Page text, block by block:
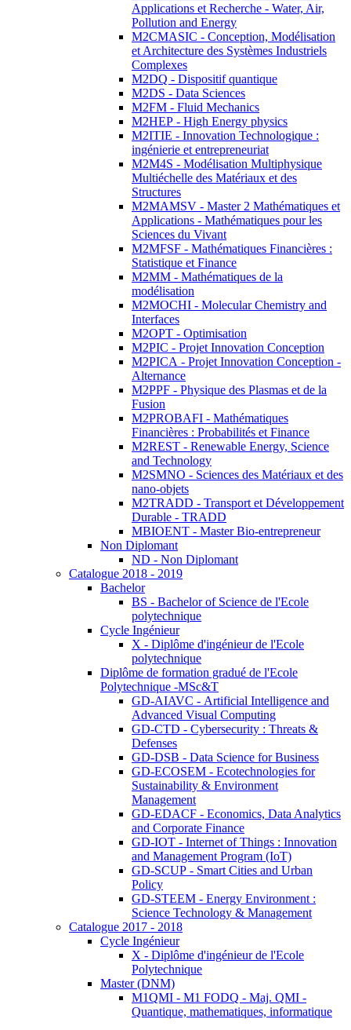
Applications et Recherche - Water, Air,
Pollution and Energy
M2CMASIC - Conception, Modélisation
et Architecture des Systèmes Industriels
Complexes
M2DQ - Dispositif quantique
M2DS - Data Sciences
M2FM - Fluid Mechanics
M2HEP - High Energy physics
M2ITIE - Innovation Technologique :
ingénierie et entrepreneuriat
M2M4S - Modélisation Multiphysique
Multiéchelle des Matériaux et des
Structures
M2MAMSV - Master 2 Mathématiques et
Applications - Mathématiques pour les
Sciences du Vivant
M2MFSF - Mathématiques Financières :
Statistique et Finance
M2MM - Mathématiques de la
modélisation
M2MOCHI - Molecular Chemistry and
Interfaces
M2OPT - Optimisation
M2PIC - Projet Innovation Conception
M2PICA - Projet Innovation Conception -
Alternance
M2PPF - Physique des Plasmas et de la
Fusion
M2PROBAFI - Mathématiques
Financières : Probabilités et Finance
M2REST - Renewable Energy, Science
and Technology
M2SMNO - Sciences des Matériaux et des
nano-objets
M2TRADD - Transport et Développement
Durable - TRADD
MBIOENT - Master Bio-entrepreneur
Non Diplomant
ND - Non Diplomant
Catalogue 2018 - 2019
Bachelor
BS - Bachelor of Science de l'Ecole
polytechnique
Cycle Ingénieur
X - Diplôme d'ingénieur de l'Ecole
polytechnique
Diplôme de formation gradué de l'Ecole
Polytechnique -MSc&T
GD-AIAVC - Artificial Intelligence and
Advanced Visual Computing
GD-CTD - Cybersecurity : Threats &
Defenses
GD-DSB - Data Science for Business
GD-ECOSEM - Ecotechnologies for
Sustainability & Environment
Management
GD-EDACF - Economics, Data Analytics
and Corporate Finance
GD-IOT - Internet of Things : Innovation
and Management Program (IoT)
GD-SCUP - Smart Cities and Urban
Policy
GD-STEEM - Energy Environment :
Science Technology & Management
Catalogue 2017 - 2018
Cycle Ingénieur
X - Diplôme d'ingénieur de l'Ecole
Polytechnique
Master (DNM)
M1QMI - M1 FODQ - Maj. QMI -
Quantique, mathematiques, informatique